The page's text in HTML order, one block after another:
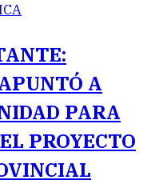
A
PARA
PROYECTO